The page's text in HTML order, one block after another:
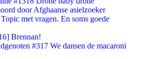
door Afghaanse asielzoeker
met vragen. En soms goede
Brennan!
#317 We dansen de macaroni